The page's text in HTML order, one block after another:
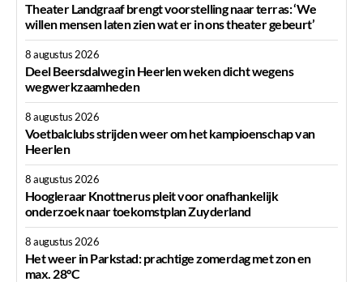
Theater Landgraaf brengt voorstelling naar terras: ‘We
willen mensen laten zien wat er in ons theater gebeurt’
8 augustus 2026
Deel Beersdalweg in Heerlen weken dicht wegens
wegwerkzaamheden
8 augustus 2026
Voetbalclubs strijden weer om het kampioenschap van
Heerlen
8 augustus 2026
Hoogleraar Knottnerus pleit voor onafhankelijk
onderzoek naar toekomstplan Zuyderland
8 augustus 2026
Het weer in Parkstad: prachtige zomerdag met zon en
max. 28°C